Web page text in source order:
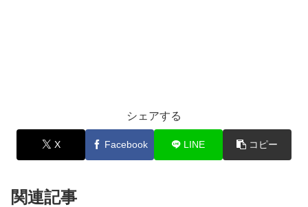
シェアする
X Facebook LINE コピー
関連記事